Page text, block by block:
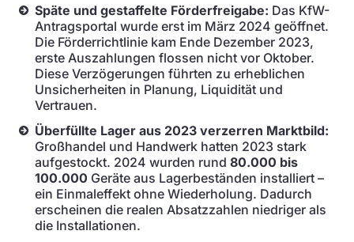
Späte und gestaffelte Förderfreigabe: Das KfW-
Antragsportal wurde erst im März 2024 geöffnet.
Die Förderrichtlinie kam Ende Dezember 2023,
erste Auszahlungen flossen nicht vor Oktober.
Diese Verzögerungen führten zu erheblichen
Unsicherheiten in Planung, Liquidität und
Vertrauen.
Überfüllte Lager aus 2023 verzerren Marktbild:
Großhandel und Handwerk hatten 2023 stark
aufgestockt. 2024 wurden rund 80.000 bis
100.000 Geräte aus Lagerbeständen installiert –
ein Einmaleffekt ohne Wiederholung. Dadurch
erscheinen die realen Absatzzahlen niedriger als
die Installationen.